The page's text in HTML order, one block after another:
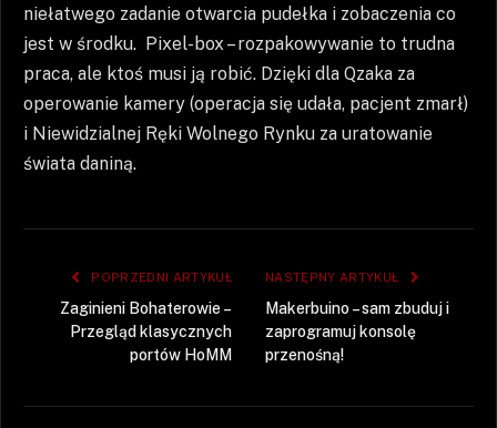
niełatwego zadanie otwarcia pudełka i zobaczenia co
jest w środku. Pixel-box – rozpakowywanie to trudna
praca, ale ktoś musi ją robić. Dzięki dla Qzaka za
operowanie kamery (operacja się udała, pacjent zmarł)
i Niewidzialnej Ręki Wolnego Rynku za uratowanie
świata daniną.
POPRZEDNI ARTYKUŁ
Zaginieni Bohaterowie –
Przegląd klasycznych
portów HoMM
NASTĘPNY ARTYKUŁ
Makerbuino – sam zbuduj i
zaprogramuj konsolę
przenośną!